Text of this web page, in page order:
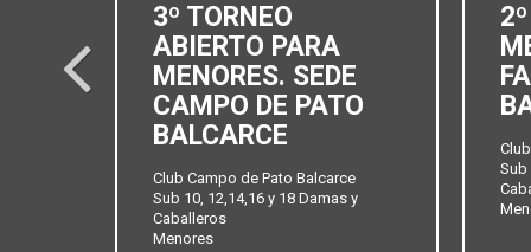
3º TORNEO
ABIERTO PARA
MENORES. SEDE
CAMPO DE PATO
BALCARCE
Club Campo de Pato Balcarce
Sub 10, 12,14,16 y 18 Damas y
Caballeros
Menores
Sub